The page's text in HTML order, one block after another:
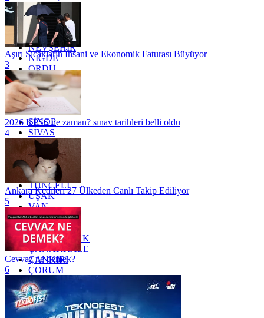
MARDİN
MERSİN
MUĞLA
MUŞ
NEVŞEHİR
NİĞDE
ORDU
OSMANİYE
RİZE
SAKARYA
SAMSUN
SİNOP
SİVAS
SİİRT
TEKİRDAĞ
TOKAT
TRABZON
TUNCELİ
UŞAK
VAN
YALOVA
YOZGAT
ZONGULDAK
ÇANAKKALE
ÇANKIRI
ÇORUM
İSTANBUL
İZMİR
ŞANLIURFA
ŞIRNAK
Aşırı Sıcakların İnsani ve Ekonomik Faturası Büyüyor
3
2026 KPSS ne zaman? sınav tarihleri belli oldu
4
Ankara Kedileri 27 Ülkeden Canlı Takip Ediliyor
5
Cevvaz ne demek?
6